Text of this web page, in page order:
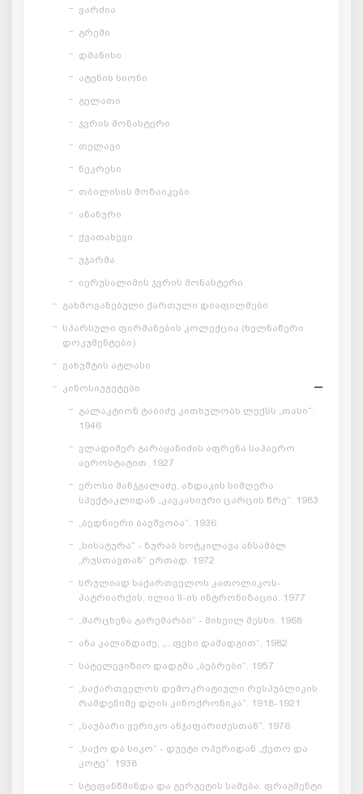
ვარძია
გრემი
დმანისი
ატენის სიონი
გელათი
ჯვრის მონასტერი
თელავი
ნეკრესი
თბილისის მოზაიკები
ანანური
ქვათახევი
უჯარმა
იერუსალიმის ჯვრის მონასტერი
გახმოვანებული ქართული დიაფილმები
სპარსული ფირმანების კოლექცია (ხელნაწერი
დოკუმენტები)
ვახუშტის ატლასი
კინოსიუჟეტები
გალაკტიონ ტაბიძე კითხულობს ლექსს „თასი“.
1946
ვლადიმერ გარაყანიძის აფრენა საჰაერო
აეროსტატით. 1927
ეროსი მანჯგალაძე, აზდაკის სიმღერა
სპექტაკლიდან „კავკასიური ცარცის წრე“. 1983
„ბედნიერი ბავშვობა“. 1936
„სისატურა“ - ზურაბ სოტკილავა ანსამბლ
„რუსთავთან“ ერთად. 1972
სრულიად საქართველოს კათოლიკოს-
პატრიარქის, ილია II-ის ინტრონიზაცია. 1977
„მარცხენა გარემარბი“ - მიხეილ მესხი. 1968
ანა კალანდაძე, „...ფეხი დამადგით“, 1982
სატელევიზიო დადგმა „ბებრები“. 1957
„საქართველოს დემოკრატიული რესპუბლიკის
რამდენიმე დღის კინოქრონიკა“. 1918-1921
„საუბარი ვერიკო ანჯაფარიძესთან“. 1976
„საქო და სიკო“ - დუეტი ოპერიდან „ქეთო და
კოტე“. 1938
სტეფანწმინდა და გერგეტის სამება. ფრაგმენტი